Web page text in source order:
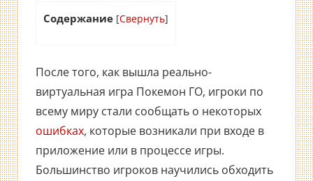
Содержание [Свернуть]
После того, как вышла реально-
виртуальная игра Покемон ГО, игроки по
всему миру стали сообщать о некоторых
ошибках, которые возникали при входе в
приложение или в процессе игры.
Большинство игроков научились обходить